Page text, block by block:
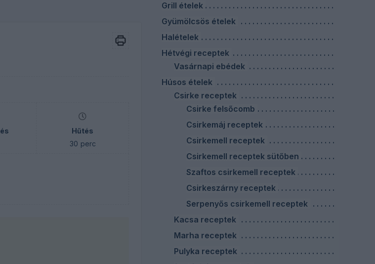
Hűtés
30 perc
Grill ételek
Gyümölcsös ételek
Halételek
Hétvégi receptek
Vasárnapi ebédek
Húsos ételek
Csirke receptek
Csirke felsőcomb
Csirkemáj receptek
Csirkemell receptek
Csirkemell receptek sütőben
Szaftos csirkemell receptek
Csirkeszárny receptek
Serpenyős csirkemell receptek
Kacsa receptek
Marha receptek
Pulyka receptek